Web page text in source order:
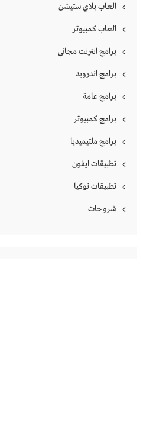
العاب بلاي ستيشن
العاب كمبيوتر
برامج انترنت مجاني
برامج اندرويد
برامج عامة
برامج كمبيوتر
برامج ملتيميديا
تطبيقات ايفون
تطبيقات نوكيا
شروحات